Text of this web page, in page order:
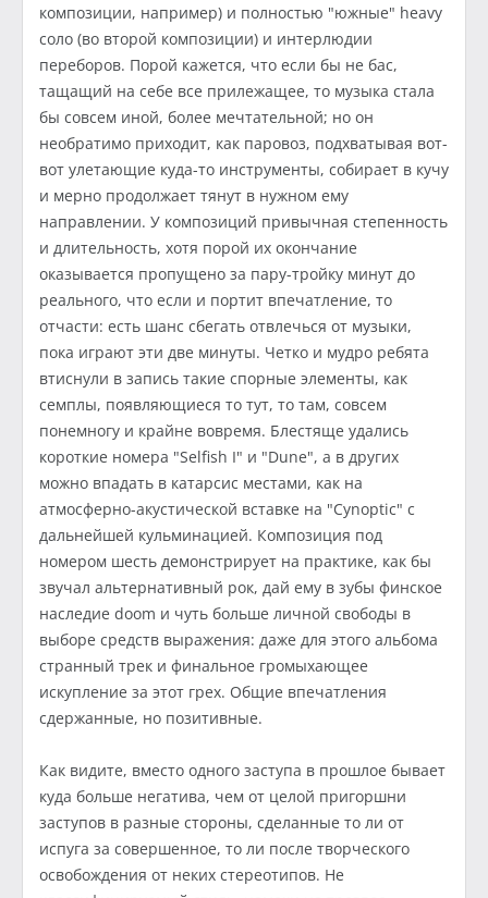
композиции, например) и полностью "южные" heavy
соло (во второй композиции) и интерлюдии
переборов. Порой кажется, что если бы не бас,
тащащий на себе все прилежащее, то музыка стала
бы совсем иной, более мечтательной; но он
необратимо приходит, как паровоз, подхватывая вот-
вот улетающие куда-то инструменты, собирает в кучу
и мерно продолжает тянут в нужном ему
направлении. У композиций привычная степенность
и длительность, хотя порой их окончание
оказывается пропущено за пару-тройку минут до
реального, что если и портит впечатление, то
отчасти: есть шанс сбегать отвлечься от музыки,
пока играют эти две минуты. Четко и мудро ребята
втиснули в запись такие спорные элементы, как
семплы, появляющиеся то тут, то там, совсем
понемногу и крайне вовремя. Блестяще удались
короткие номера "Selfish I" и "Dune", а в других
можно впадать в катарсис местами, как на
атмосферно-акустической вставке на "Cynoptic" с
дальнейшей кульминацией. Композиция под
номером шесть демонстрирует на практике, как бы
звучал альтернативный рок, дай ему в зубы финское
наследие doom и чуть больше личной свободы в
выборе средств выражения: даже для этого альбома
странный трек и финальное громыхающее
искупление за этот грех. Общие впечатления
сдержанные, но позитивные.
Как видите, вместо одного заступа в прошлое бывает
куда больше негатива, чем от целой пригоршни
заступов в разные стороны, сделанные то ли от
испуга за совершенное, то ли после творческого
освобождения от неких стереотипов. Не